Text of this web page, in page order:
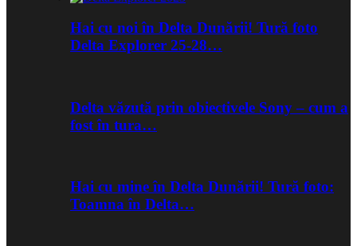
Hai cu noi în Delta Dunării! Tură foto
Delta Explorer 25-28…
Delta văzută prin obiectivele Sony – cum a
fost în tura…
Hai cu mine în Delta Dunării! Tură foto:
Toamna în Delta…